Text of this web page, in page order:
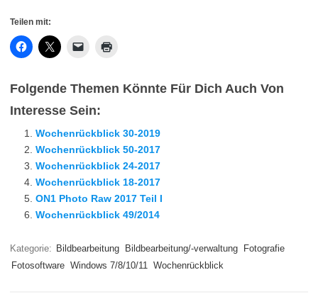
Teilen mit:
Folgende Themen Könnte Für Dich Auch Von
Interesse Sein:
Wochenrückblick 30-2019
Wochenrückblick 50-2017
Wochenrückblick 24-2017
Wochenrückblick 18-2017
ON1 Photo Raw 2017 Teil I
Wochenrückblick 49/2014
Kategorie: Bildbearbeitung Bildbearbeitung/-verwaltung
Fotografie
Fotosoftware Windows 7/8/10/11 Wochenrückblick